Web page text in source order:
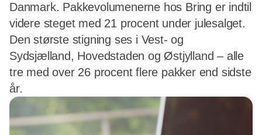
Danmark. Pakkevolumenerne hos Bring er indtil
videre steget med 21 procent under julesalget.
Den største stigning ses i Vest- og
Sydsjælland, Hovedstaden og Østjylland – alle
tre med over 26 procent flere pakker end sidste
år.